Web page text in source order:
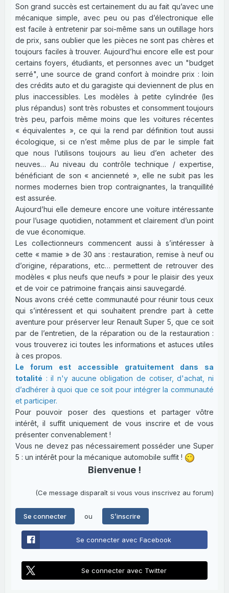
Son grand succès est certainement du au fait qu’avec une
mécanique simple, avec peu ou pas d’électronique elle
est facile à entretenir par soi-même sans un outillage hors
de prix, sans oublier que les pièces ne sont pas chères et
toujours faciles à trouver. Aujourd’hui encore elle est pour
certains foyers, étudiants, et personnes avec un "budget
serré", une source de grand confort à moindre prix : loin
des crédits auto et du garagiste qui deviennent de plus en
plus inaccessibles. Les modèles à petite cylindrée (les
plus répandus) sont très robustes et consomment toujours
très peu, parfois même moins que les voitures récentes
« équivalentes », ce qui la rend par définition tout aussi
écologique, si ce n’est même plus de par le simple fait
que nous l’utilisons toujours au lieu d’en acheter des
neuves… Au niveau du contrôle technique / expertise,
bénéficiant de son « ancienneté », elle ne subit pas les
normes modernes bien trop contraignantes, la tranquillité
est assurée.
Aujourd’hui elle demeure encore une voiture intéressante
pour l’usage quotidien, notamment et clairement d’un point
de vue économique.
Les collectionneurs commencent aussi à s’intéresser à
cette « mamie » de 30 ans : restauration, remise à neuf ou
d’origine, réparations, etc… permettent de retrouver des
modèles « plus neufs que neufs » pour le plaisir des yeux
et de voir ce patrimoine français ainsi sauvegardé.
Nous avons créé cette communauté pour réunir tous ceux
qui s’intéressent et qui souhaitent prendre part à cette
aventure pour préserver leur Renault Super 5, que ce soit
par de l’entretien, de la réparation ou de la restauration :
vous trouverez ici toutes les informations et astuces utiles
à ces propos.
Le forum est accessible gratuitement dans sa
totalité : il n'y aucune obligation de cotiser, d'achat, ni
d’adhérer à quoi que ce soit pour intégrer la communauté
et participer.
Pour pouvoir poser des questions et partager vôtre
intérêt, il suffit uniquement de vous inscrire et de vous
présenter convenablement !
Vous ne devez pas nécessairement posséder une Super
5 : un intérêt pour la mécanique automobile suffit !
Bienvenue !
(Ce message disparaît si vous vous inscrivez au forum)
Se connecter ou S’inscrire
Se connecter avec Facebook
Se connecter avec Twitter